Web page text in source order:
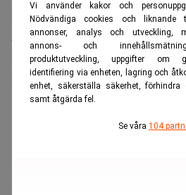
Vi använder kakor och
Nödvändiga cookies och liknande
annonser, analys och utveckling,
annons- och
produktutveckling, uppgifter om
identifiering via enheten, lagring och
enhet, säkerställa säkerhet, förhindra
samt åtgärda fel.
Se våra 104
italienska ITA Airways.
Air France-KLM, med Air
IAG, med British Airways, Iberia,
Level.
ANNONS